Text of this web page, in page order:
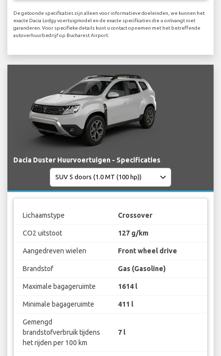
De getoonde specificaties zijn alleen voor informatieve doeleinden, we kunnen het
exacte Dacia Lodgy voertuigmodel en de exacte specificaties die u ontvangt niet
garanderen. Voor specifieke details kunt u contact opnemen met het betreffende
autoverhuurbedrijf op Bucharest Airport.
Dacia Duster Huurvoertuigen - Specificaties
Lichaamstype Crossover
CO2 uitstoot 127 g/km
Aangedreven wielen Front wheel drive
Brandstof Gas (Gasoline)
Maximale bagageruimte 1614 l
Minimale bagageruimte 411 l
Gemengd
brandstofverbruik tijdens
het rijden per 100 km
7 l